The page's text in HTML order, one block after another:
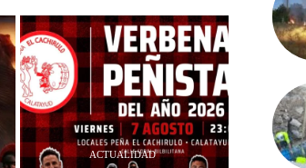
ACTUALIDAD